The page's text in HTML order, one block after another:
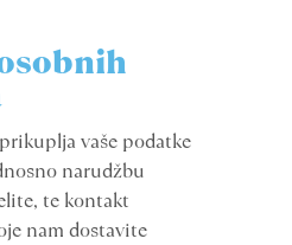
vaše podatke
narudžbu
te kontakt
nam dostavite